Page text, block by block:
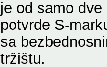
je od samo
potvrde S-
sa
tržištu.